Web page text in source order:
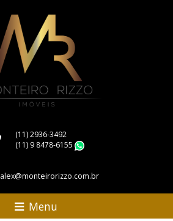
(11) 2936-3492
(11) 9 8478-6155
alex@monteirorizzo.com.br
Menu